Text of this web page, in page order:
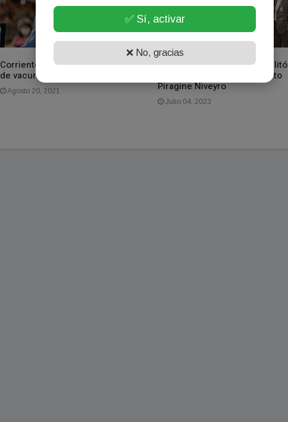
Corrientes recibirá 17.300 dosis
de vacunas Astrazeneca
Agosto 20, 2021
El Banco de Corrientes habilitó
una sala VIP en el Aeropuerto
Piragine Niveyro
Julio 04, 2023
✅ Sí, activar
❌ No, gracias